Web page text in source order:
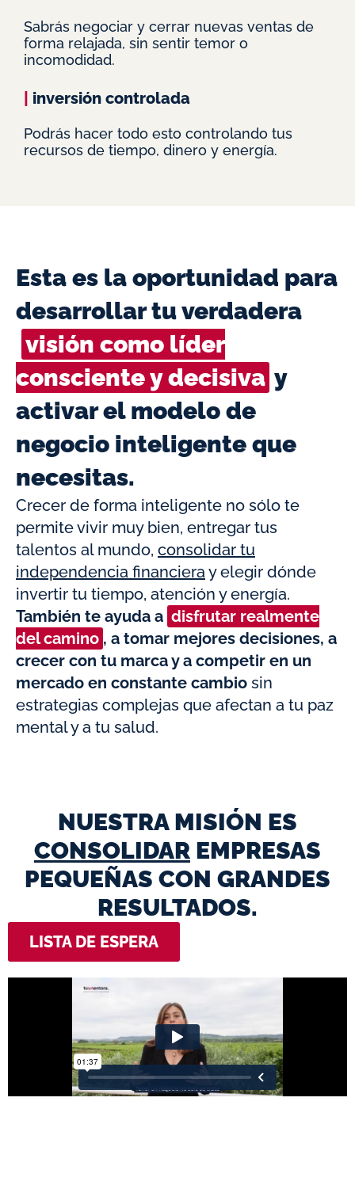
Sabrás negociar y cerrar nuevas ventas de
forma relajada, sin sentir temor o
incomodidad.
inversión controlada
Podrás hacer todo esto controlando tus
recursos de tiempo, dinero y energía.
Esta es la oportunidad para
desarrollar tu verdadera
visión como líder
consciente y decisiva y
activar el modelo de
negocio inteligente que
necesitas.
Crecer de forma inteligente no sólo te
permite vivir muy bien, entregar tus
talentos al mundo, consolidar tu
independencia financieray elegir dónde
invertir tu tiempo, atención y energía.
También te ayuda a disfrutar realmente
del camino , a tomar mejores decisiones, a
crecer con tu marca y a competir en un
mercado en constante cambio sin
estrategias complejas que afectan a tu paz
mental y a tu salud.
NUESTRA MISIÓN ES
CONSOLIDAR EMPRESAS
PEQUEÑAS CON GRANDES
RESULTADOS.
LISTA DE ESPERA